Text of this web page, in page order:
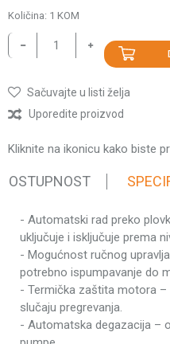
Količina: 1 KOM
Sačuvajte u listi želja
Uporedite proizvod
Kliknite na ikonicu kako biste
Karakteristika
Kategorija
Težina pakovanja
Brend
Tip elektromotora
- Automatski rad preko
uključuje i isključuje prema
- Mogućnost ručnog
potrebno ispumpavanje do
- Termička zaštita motora
slučaju pregrevanja.
- Automatska degazacija –